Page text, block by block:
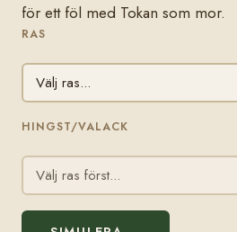
för ett föl med Tokan som mor.
RAS
HINGST/VALACK